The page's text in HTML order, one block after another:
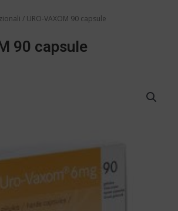
/ URO-VAXOM 90 capsule
90 capsule